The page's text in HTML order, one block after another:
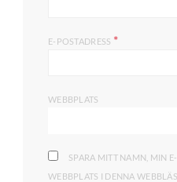
E-POSTADRESS *
WEBBPLATS
SPARA MITT NAMN, MIN
WEBBPLATS I DENNA